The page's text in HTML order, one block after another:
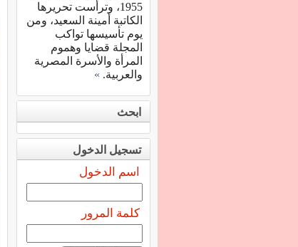
1955، وترأست تحريرها
الكاتبة أمينة السعيد، ومن
يوم تأسيسها تواكب
المجلة قضايا وهموم
المرأة والأسرة المصرية
والعربية. »
ابحث
تسجيل الدخول
اسم الدخول
كلمة المرور